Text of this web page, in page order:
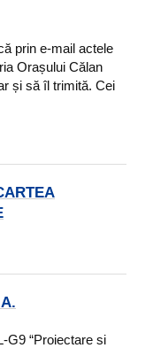
prin e-mail actele
Orașului Călan
și să îl trimită. Cei
G9 “Proiectare si